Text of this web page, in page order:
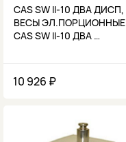
CAS SW II-10 ДВА ДИСП,
ВЕСЫ ЭЛ.ПОРЦИОННЫЕ
CAS SW II-10 ДВА …
10 926 ₽